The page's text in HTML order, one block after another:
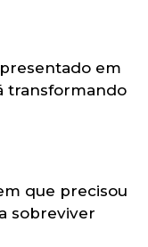
em
transformando
que precisou
sobreviver